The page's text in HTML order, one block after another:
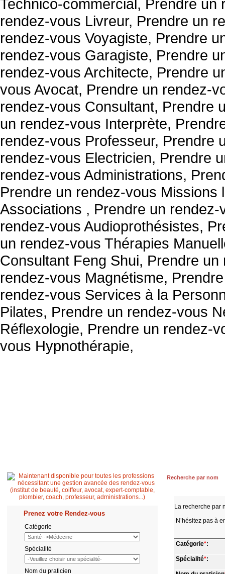
Prenez votre Rendez-vous
Catégorie
Spécialité
Nom du praticien
Recherche par nom
La recherche par
N’hésitez pas à
Catégorie*:
Spécialité*: